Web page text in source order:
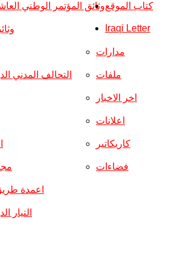
وثائق المؤتمر الوطني
التحالف المدني
مدارات
ملفات
اخر الاخبار
اعلانات
كاريكاتير
فضاءات
اعمدة
التيار
كتاب الموقع
Iraqi Letter